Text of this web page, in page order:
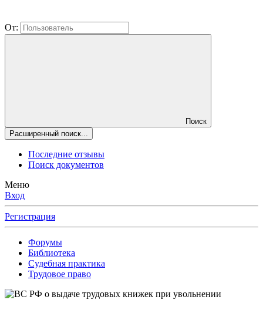
От:
Поиск
Расширенный поиск...
Последние отзывы
Поиск документов
Меню
Вход
Регистрация
Форумы
Библиотека
Судебная практика
Трудовое право